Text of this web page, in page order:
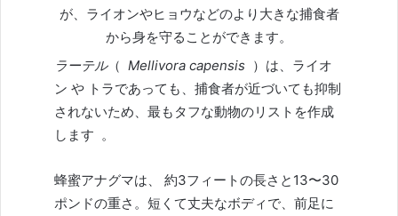
が、ライオンやヒョウなどのより大きな捕食者
から身を守ることができます。
ラーテル（ Mellivora capensis ）は、 ライオ
ン や トラであっても、捕食者が近づいても抑制
されないため、最もタフな動物のリストを作成
します 。
蜂蜜アナグマは、
約3フィートの長さと13〜30
ポンドの重さ。短くて丈夫なボディで、前足に